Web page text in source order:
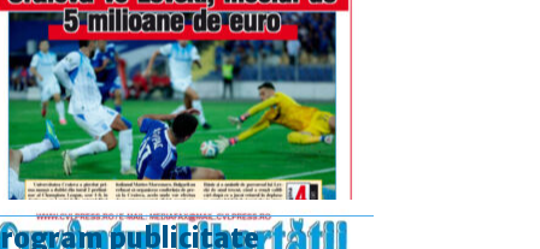
publicitate